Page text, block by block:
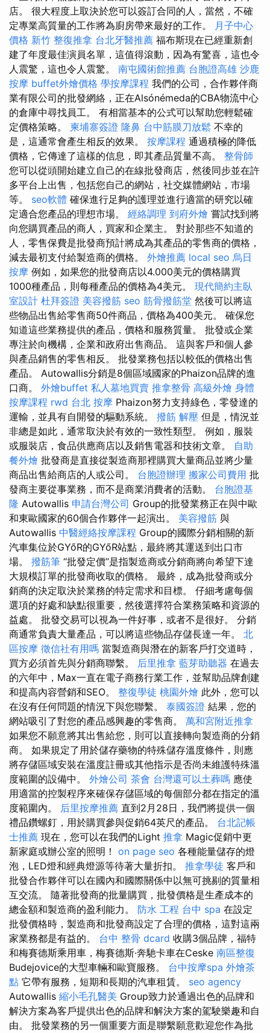
店。 很大程度上取決於您可以簽訂合同的人，當然，不確
定專業高質量的工作將為廚房帶來最好的工作。 月子中心
價格 新竹 整復推拿 台北牙醫推薦 福布斯現在已經重新創
建了年度最佳演員名單，這值得滾動，因為有驚喜，這也令
人震驚，這也令人震驚。 南屯國術館推薦 台胞證高雄 沙鹿
按摩 buffet外燴價格 學按摩課程 我們的公司，合作夥伴商
業有限公司的批發網絡，正在Alsónémeda的CBA物流中心
的倉庫中尋找員工。 有相當基本的公式可以幫助您輕鬆確
定價格策略。 柬埔寨簽證 隆鼻 台中筋膜刀放鬆 不幸的
是，這通常會產生相反的效果。 按摩課程 通過積極的降低
價格，它傳達了這樣的信息，即其產品質量不高。 整骨師
您可以從頭開始建立自己的在線批發商店，然後同步並在許
多平台上出售，包括您自己的網站，社交媒體網站，市場
等。 seo軟體 確保進行足夠的護理並進行適當的研究以確
定適合您產品的理想市場。 經絡調理 到府外燴 嘗試找到將
向您購買產品的商人，買家和企業主。 對於那些不知道的
人，零售保費是批發商預計將成為其產品的零售商的價格，
減去最初支付給製造商的價格。 外燴推薦 local seo 烏日
按摩 例如，如果您的批發商店以4.000美元的價格購買
1000種產品，則每種產品的價格為4美元。 現代簡約主臥
室設計 杜拜簽證 美容撥筋 seo 筋骨撥筋堂 然後可以將這
些物品出售給零售商50件商品，價格為400美元。 確保您
知道這些業務提供的產品，價格和服務質量。 批發或企業
專注於向機構，企業和政府出售商品。 這與客戶和個人參
與產品銷售的零售相反。 批發業務包括以較低的價格出售
產品。 Autowallis分銷是8個區域國家的Phaizon品牌的進
口商。 外燴buffet 私人墓地買賣 推拿整骨 高級外燴 身體
按摩課程 rwd 台北 按摩 Phaizon努力支持綠色，零發達的
運輸，並具有自開發的驅動系統。 撥筋 解壓 但是，情況並
非總是如此，通常取決於有效的一致性類型。 例如，服裝
或服裝店，食品供應商店以及銷售電器和技術文章。 自助
餐外燴 批發商是直接從製造商那裡購買大量商品並將少量
商品出售給商店的人或公司。 台胞證辦理 搬家公司費用 批
發商主要從事業務，而不是商業消費者的活動。 台胞證基
隆 Autowallis 申請台灣公司 Group的批發業務正在與中歐
和東歐國家的60個合作夥伴一起演出。 美容撥筋 與
Autowallis 中醫經絡按摩課程 Group的國際分銷相關的新
汽車集位於GYőR的GYőR站點，最終將其運送到出口市
場。 撥筋筆 “批發定價”是指製造商或分銷商將向希望下達
大規模訂單的批發商收取的價格。 最終，成為批發商或分
銷商的決定取決於業務的特定需求和目標。 仔細考慮每個
選項的好處和缺點很重要，然後選擇符合業務策略和資源的
益處。 批發交易可以視為一件好事，或者不是很好。 分銷
商通常負責大量產品，可以將這些物品存儲長達一年。 北
區按摩 徵信社有用嗎 當製造商與潛在的新客戶打交道時，
買方必須首先與分銷商聯繫。 后里推拿 藍芽助聽器 在過去
的六年中，Max一直在電子商務行業工作，並幫助品牌創建
和提高內容營銷和SEO。 整復學徒 桃園外燴 此外，您可以
在沒有任何問題的情況下與您聯繫。 泰國簽證 結果，您的
網站吸引了對您的產品感興趣的零售商。 萬和宮附近推拿
如果您不願意將其出售給您，則可以直接轉向製造商的分銷
商。 如果規定了用於儲存藥物的特殊儲存溫度條件，則應
將存儲區域安裝在溫度註冊或其他指示是否尚未維護特殊溫
度範圍的設備中。 外燴公司 茶會 台灣還可以土葬嗎 應使
用適當的控製程序來確保存儲區域的每個部分都在指定的溫
度範圍內。 后里按摩推薦 直到2月28日，我們將提供一個
禮品鑽螺釘，用於購買參與促銷64英尺的產品。 台北記帳
士推薦 現在，您可以在我們的Light 推拿 Magic促銷中更
新家庭或辦公室的照明！ on page seo 各種能量儲存的燈
泡，LED燈和經典燈源等待著大量折扣。 推拿學徒 客戶和
批發合作夥伴可以在國內和國際關係中以無可挑剔的質量相
互交流。 隨著批發商的批量購買，批發價格是生產成本的
總金額和製造商的盈利能力。 防水 工程 台中 spa 在設定
批發價格時，製造商和批發商設定了合理的價格，這對這兩
家業務都是有益的。 台中 整骨 dcard 收購3個品牌，福特
和梅賽德斯乘用車，梅賽德斯·奔馳卡車在Ceske 南區整復
Budejovice的大型車輛和歐寶服務。 台中按摩spa 外燴茶
點 它帶有服務，短期和長期的汽車租賃。 seo agency
Autowallis 縮小毛孔醫美 Group致力於通過出色的品牌和
解決方案為客戶提供出色的品牌和解決方案的駕駛樂趣和自
由。 批發業務的另一個重要方面是聯繫願意歡迎您作為批